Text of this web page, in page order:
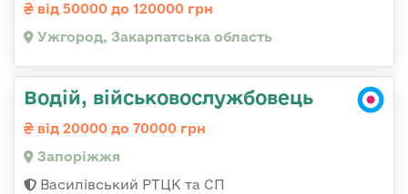
від 50000 до 120000 грн
Ужгород, Закарпатська область
Водій, військовослужбовець
від 20000 до 70000 грн
Запоріжжя
Василівський РТЦК та СП